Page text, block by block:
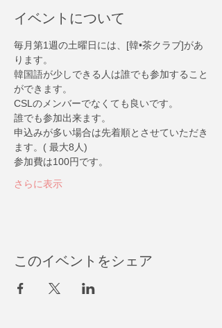
イベントについて
毎月第1週の土曜日には、[韓•茶クラブ]があ
ります。
韓国語が少しできる人は誰でも参加すること
ができます。
CSLのメンバーでなくても良いです。
誰でも参加出来ます。
申込みが多い場合は先着順とさせていただき
ます。( 最大8人)
参加費は100円です。
さらに表示
このイベントをシェア